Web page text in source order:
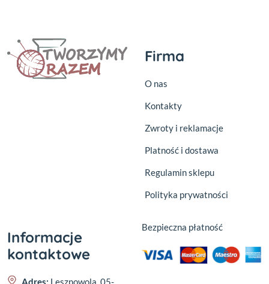
Firma
O nas
Kontakty
Zwroty i reklamacje
Platność i dostawa
Regulamin sklepu
Polityka prywatności
Informacje
kontaktowe
Adres: Lesznowola, 05-
Bezpieczna płatność